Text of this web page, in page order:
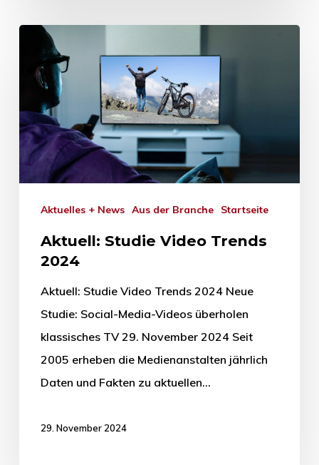
Aktuelles + News Aus der Branche Startseite
Aktuell: Studie Video Trends
2024
Aktuell: Studie Video Trends 2024 Neue
Studie: Social-Media-Videos überholen
klassisches TV 29. November 2024 Seit
2005 erheben die Medienanstalten jährlich
Daten und Fakten zu aktuellen…
29. November 2024